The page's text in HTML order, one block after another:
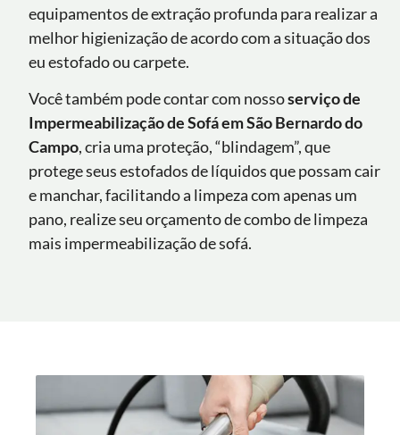
equipamentos de extração profunda para realizar a
melhor higienização de acordo com a situação dos
eu estofado ou carpete.
Você também pode contar com nossoserviço de
Impermeabilização de SofáemSão Bernardo do
Campo, cria uma proteção, “blindagem”, que
protege seus estofados de líquidos que possam cair
e manchar, facilitando a limpeza com apenas um
pano, realize seu orçamento de combo de limpeza
mais impermeabilização de sofá.